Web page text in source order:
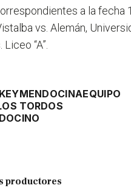
a la fecha
vs. Alemán,
“A”.
MENDOCINAEQUIPO
TORDOS
productores